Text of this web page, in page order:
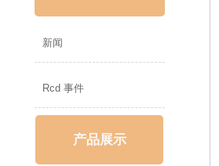
新闻
Rcd 事件
产品展示